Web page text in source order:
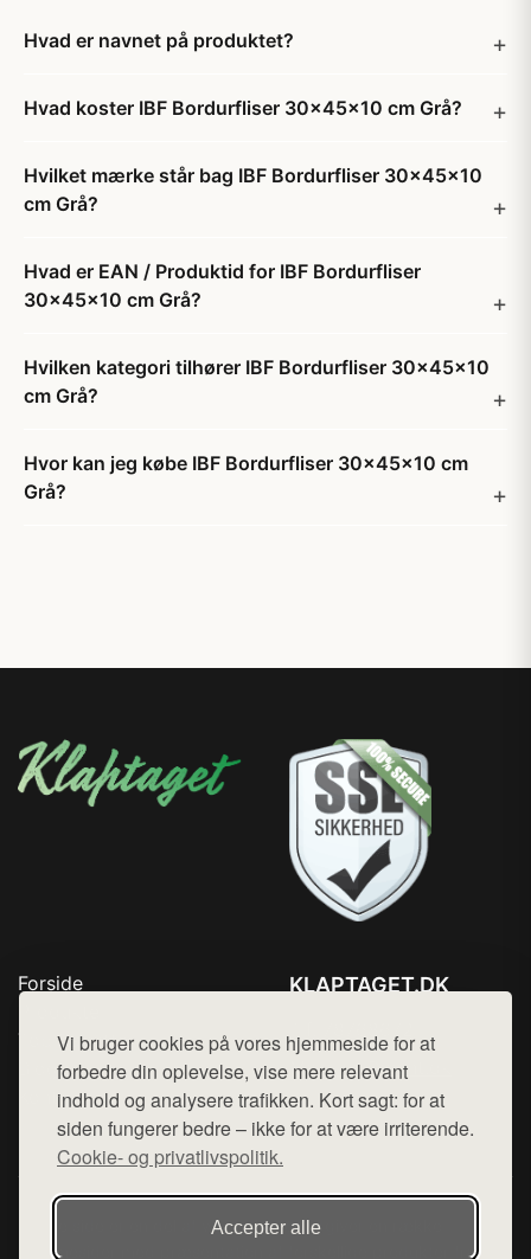
Vi bruger cookies på vores hjemmeside for at
forbedre din oplevelse, vise mere relevant
indhold og analysere trafikken. Kort sagt: for at
siden fungerer bedre – ikke for at være irriterende.
Cookie- og privatlivspolitik.
Accepter alle
Hvad er navnet på produktet?
Hvad koster IBF Bordurfliser 30x45x10 cm Grå?
Hvilket mærke står bag IBF Bordurfliser 30x45x10
cm Grå?
Hvad er EAN / Produktid for IBF Bordurfliser
30x45x10 cm Grå?
Hvilken kategori tilhører IBF Bordurfliser 30x45x10
cm Grå?
Hvor kan jeg købe IBF Bordurfliser 30x45x10 cm
Grå?
Forside
Top Rabatter
Blog
Kontakt
KLAPTAGET.DK
Mail: hej@want.dk
Cookie- og privatlivspolitik
Denne side er en del af want.dk, der udgiver en række
hjemmesider med præsentation af forskellige produkter fra